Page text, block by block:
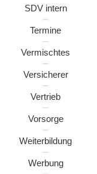
SDV intern
Termine
Vermischtes
Versicherer
Vertrieb
Vorsorge
Weiterbildung
Werbung